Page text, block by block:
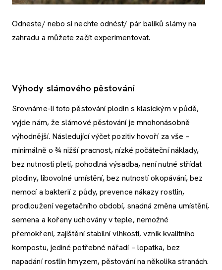
Odneste/ nebo si nechte odnést/ pár balíků slámy na
zahradu a můžete začít experimentovat.
Výhody slámového pěstování
Srovnáme-li toto pěstování plodin s klasickým v půdě,
vyjde nám, že slámové pěstování je mnohonásobně
výhodnější. Následující výčet pozitiv hovoří za vše –
minimálně o ¾ nižší pracnost, nízké počáteční náklady,
bez nutnosti pletí, pohodlná výsadba, není nutné střídat
plodiny, libovolné umístění, bez nutností okopávání, bez
nemocí a bakterií z půdy, prevence nákazy rostlin,
prodloužení vegetačního období, snadná změna umístění,
semena a kořeny uchovány v teple, nemožné
přemokření, zajištění stabilní vlhkosti, vznik kvalitního
kompostu, jediné potřebné nářadí – lopatka, bez
napadání rostlin hmyzem, pěstování na několika stranách.